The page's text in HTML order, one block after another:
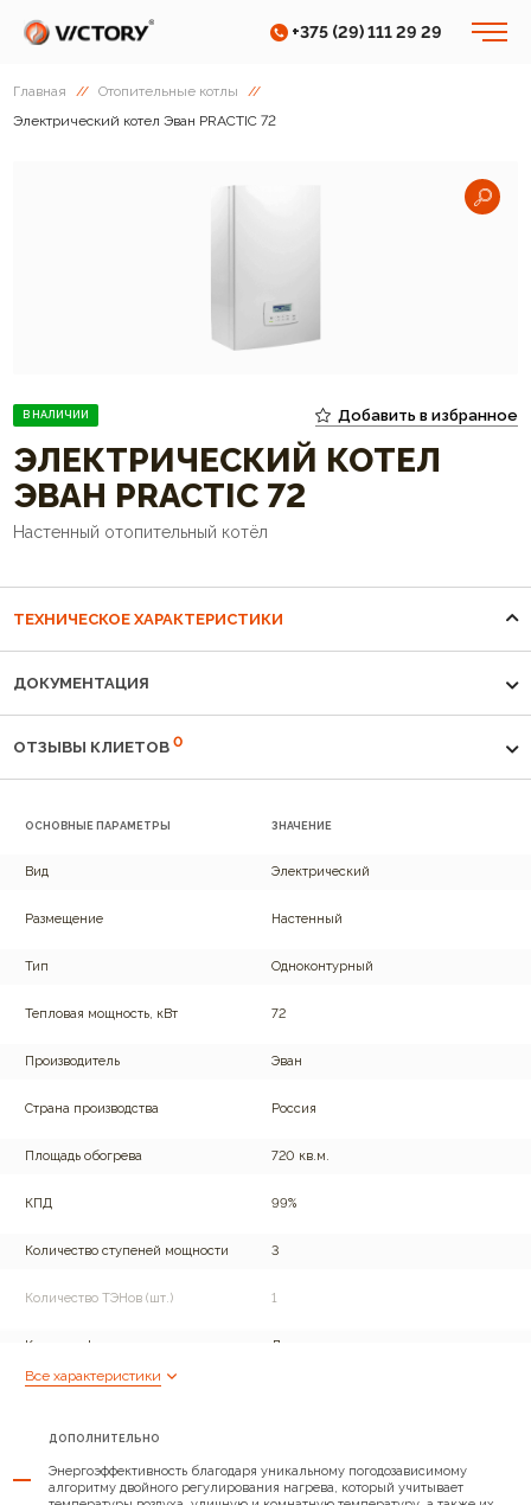
+375 (29) 111 29 29
Главная // Отопительные котлы
//
Электрический котел Эван PRACTIC 72
В НАЛИЧИИ
ЭЛЕКТРИЧЕСКИЙ КОТЕЛ
ЭВАН PRACTIC 72
Настенный отопительный котёл
Добавить в избранное
ТЕХНИЧЕСКОЕ ХАРАКТЕРИСТИКИ
ДОКУМЕНТАЦИЯ
ОТЗЫВЫ КЛИЕТОВ 0
ОСНОВНЫЕ ПАРАМЕТРЫ ЗНАЧЕНИЕ
Вид Электрический
Размещение Настенный
Тип Одноконтурный
Тепловая мощность, кВт 72
Производитель Эван
Страна производства Россия
Площадь обогрева 720 кв.м.
КПД 99%
Количество ступеней мощности 3
Количество ТЭНов (шт.) 1
Контроль t в помещении Да
Все характеристики
ДОПОЛНИТЕЛЬНО
Энергоэффективность благодаря уникальному погодозависимому
алгоритму двойного регулирования нагрева, который учитывает